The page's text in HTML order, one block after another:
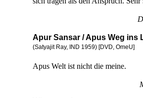
Apur Sansar / Apus Weg ins
(Satyajit Ray, IND 1959) [DVD, OmeU]
Apus Welt ist nicht die meine.